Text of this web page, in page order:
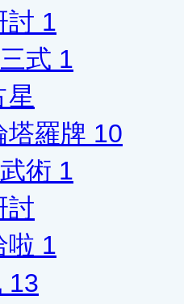
討 1
式 1
星
塔羅牌 10
術 1
討
啦 1
13